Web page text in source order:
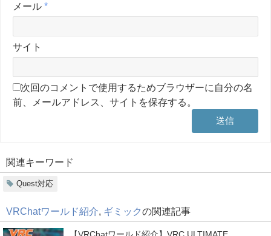
メール *
サイト
次回のコメントで使用するためブラウザーに自分の名
前、メールアドレス、サイトを保存する。
関連キーワード
Quest対応
VRChatワールド紹介 ギミックの関連記事
【VRChatワールド紹介】VRC ULTIMATE